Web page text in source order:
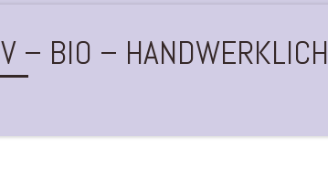
– BIO – HANDWERKLICH